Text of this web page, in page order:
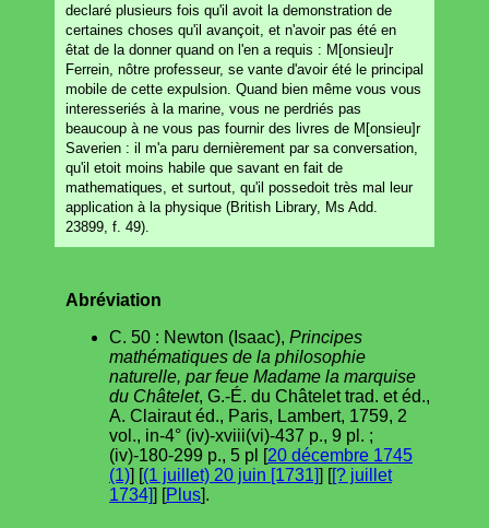
declaré plusieurs fois qu'il avoit la demonstration de
certaines choses qu'il avançoit, et n'avoir pas été en
êtat de la donner quand on l'en a requis : M[onsieu]r
Ferrein, nôtre professeur, se vante d'avoir été le principal
mobile de cette expulsion. Quand bien même vous vous
interesseriés à la marine, vous ne perdriés pas
beaucoup à ne vous pas fournir des livres de M[onsieu]r
Saverien : il m'a paru dernièrement par sa conversation,
qu'il etoit moins habile que savant en fait de
mathematiques, et surtout, qu'il possedoit très mal leur
application à la physique (British Library, Ms Add.
23899, f. 49).
Abréviation
C. 50 : Newton (Isaac), Principes
mathématiques de la philosophie
naturelle, par feue Madame la marquise
du Châtelet, G.-É. du Châtelet trad. et éd.,
A. Clairaut éd., Paris, Lambert, 1759, 2
vol., in-4° (iv)-xviii(vi)-437 p., 9 pl. ;
(iv)-180-299 p., 5 pl [20 décembre 1745
(1)] [(1 juillet) 20 juin [1731]] [[? juillet
1734]] [Plus].